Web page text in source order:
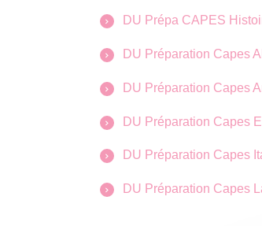
DU Prépa CAPES
DU Préparation Capes
DU Préparation Capes
DU Préparation Capes
DU Préparation Capes
DU Préparation Capes